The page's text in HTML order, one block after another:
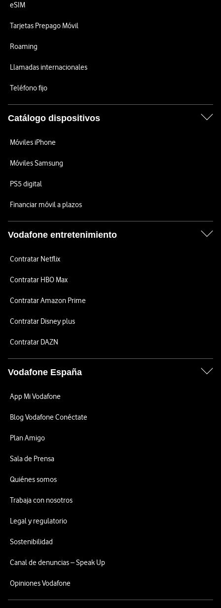
eSIM
Tarjetas Prepago Móvil
Roaming
Llamadas internacionales
Teléfono fijo
Catálogo dispositivos
Móviles iPhone
Móviles Samsung
PS5 digital
Financiar móvil a plazos
Vodafone entretenimiento
Contratar Netflix
Contratar HBO Max
Contratar Amazon Prime
Contratar Disney plus
Contratar DAZN
Vodafone España
App Mi Vodafone
Blog Vodafone Conéctate
Plan Amigo
Sala de Prensa
Quiénes somos
Trabaja con nosotros
Legal y regulatorio
Sostenibilidad
Canal de denuncias – Speak Up
Opiniones Vodafone